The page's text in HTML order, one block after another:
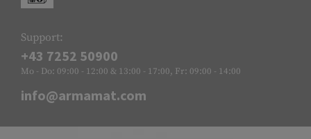
Support:
+43 7252 50900
Mo - Do: 09:00 - 12:00 & 13:00 - 17:00, Fr: 09:00 - 14:00
info@armamat.com